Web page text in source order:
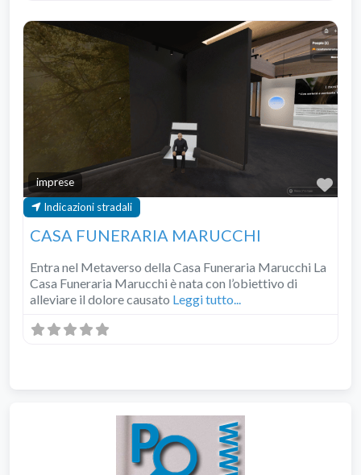
imprese
Indicazioni stradali
CASA FUNERARIA MARUCCHI
Entra nel Metaverso della Casa Funeraria Marucchi La
Casa Funeraria Marucchi è nata con l’obiettivo di
alleviare il dolore causato Leggi tutto...